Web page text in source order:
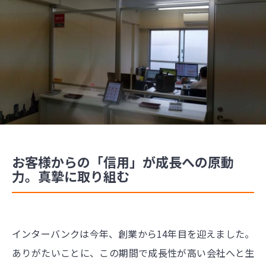
お客様からの「信用」が成長への原動
力。真摯に取り組む
インターバンクは今年、創業から14年目を迎えました。
ありがたいことに、この期間で成長性が高い会社へと生